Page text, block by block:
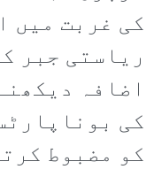
کی غربت میں
ریاستی جبر
اضافہ
کی
کو مضبوط